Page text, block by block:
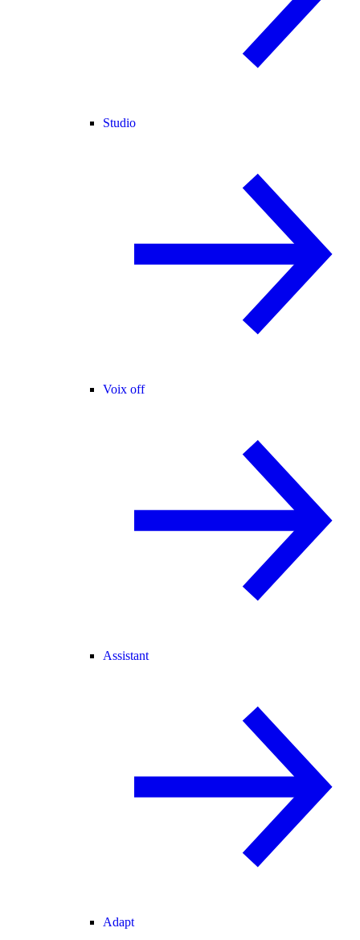
Studio
Voix off
Assistant
Adapt